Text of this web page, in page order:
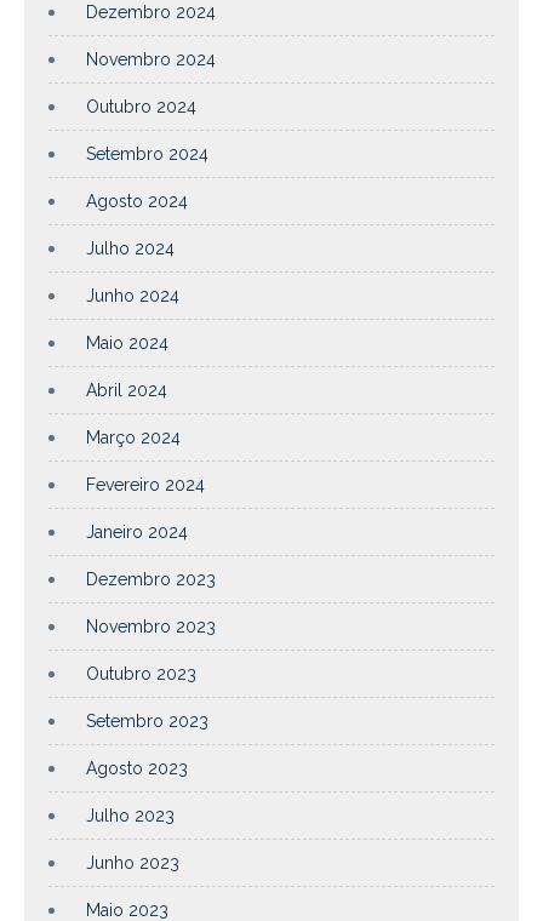
Dezembro 2024
Novembro 2024
Outubro 2024
Setembro 2024
Agosto 2024
Julho 2024
Junho 2024
Maio 2024
Abril 2024
Março 2024
Fevereiro 2024
Janeiro 2024
Dezembro 2023
Novembro 2023
Outubro 2023
Setembro 2023
Agosto 2023
Julho 2023
Junho 2023
Maio 2023